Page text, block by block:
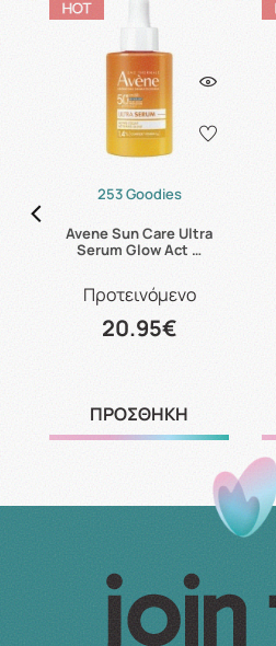
253 Goodies
Avene Sun Care Ultra
Serum Glow Act …
Προτεινόμενο
20.95€
ΠΡΟΣΘΗΚΗ